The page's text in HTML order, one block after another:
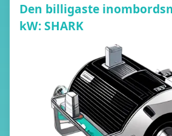
Den billigaste
kW: SHARK